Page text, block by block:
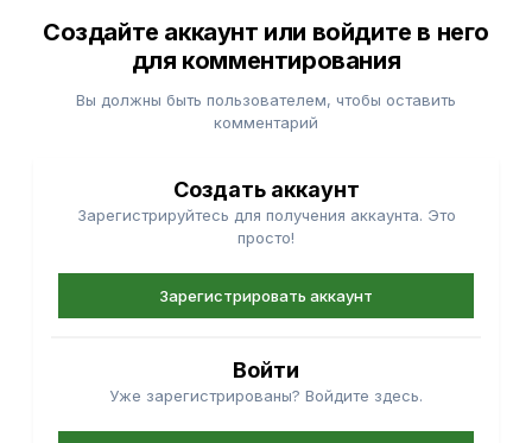
Создайте аккаунт или войдите в него
для комментирования
Вы должны быть пользователем, чтобы оставить
комментарий
Создать аккаунт
Зарегистрируйтесь для получения аккаунта. Это
просто!
Зарегистрировать аккаунт
Войти
Уже зарегистрированы? Войдите здесь.